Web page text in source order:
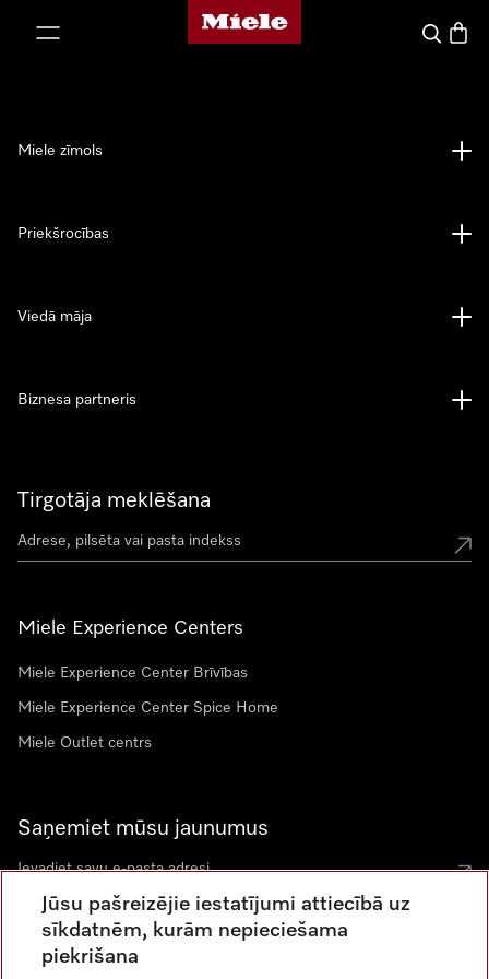
Miele mājas lapa
Tirgotāja meklēšana
Miele Experience Centers
Miele Experience Center Brīvības
Miele Experience Center Spice Home
Miele Outlet centrs
Saņemiet mūsu jaunumus
Miele zīmols
Priekšrocības
Viedā māja
Biznesa partneris
Jūsu pašreizējie iestatījumi attiecībā uz
sīkdatnēm, kurām nepieciešama
piekrišana